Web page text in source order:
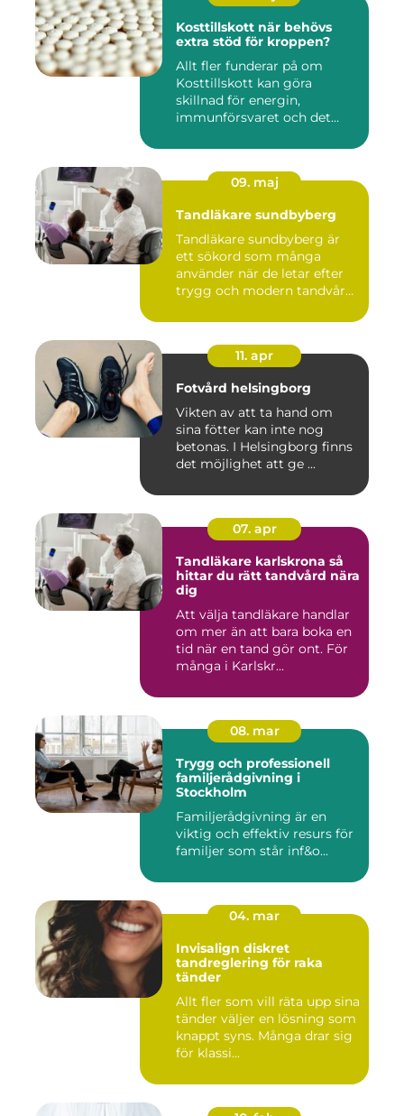
Kosttillskott när behövs
extra stöd för kroppen?
Allt fler funderar på om
Kosttillskott kan göra
skillnad för energin,
immunförsvaret och det
09. maj
Tandläkare sundbyberg
Tandläkare sundbyberg är
ett sökord som många
använder när de letar efter
trygg och modern tandvård
11. apr
Fotvård helsingborg
Vikten av att ta hand om
sina fötter kan inte nog
betonas. I Helsingborg finns
det möjlighet att ge ...
07. apr
Tandläkare karlskrona så
hittar du rätt tandvård nära
dig
Att välja tandläkare handlar
om mer än att bara boka en
tid när en tand gör ont. För
många i Karlskr...
08. mar
Trygg och professionell
familjerådgivning i
Stockholm
Familjerådgivning är en
viktig och effektiv resurs för
familjer som står inf&o...
04. mar
Invisalign diskret
tandreglering för raka
tänder
Allt fler som vill räta upp sina
tänder väljer en lösning som
knappt syns. Många drar sig
för klassi...